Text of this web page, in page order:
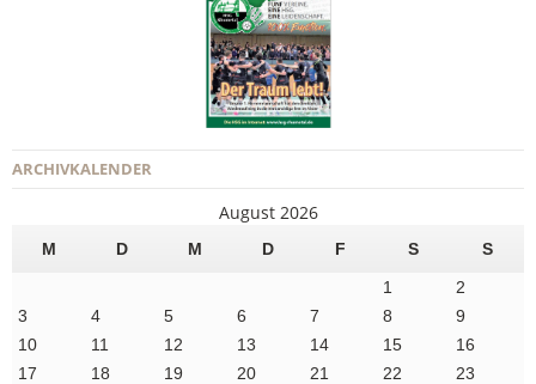
ARCHIVKALENDER
August 2026
M D M D F S
S
1
2
3
4 5 6 7 8
9
10
11 12 13 14 15
16
17
18 19 20 21 22
23